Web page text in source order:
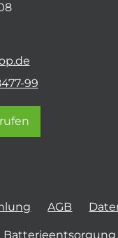
99
AGB
Batterieentsorgung